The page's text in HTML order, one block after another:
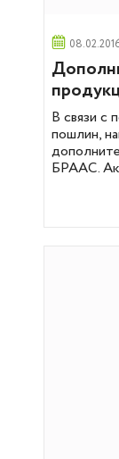
В связи с
пошлин,
БРААС.